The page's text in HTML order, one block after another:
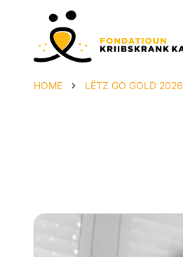
HOME LËTZ GO GOLD 2026